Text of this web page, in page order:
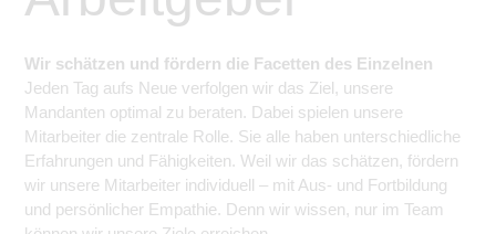
Wir schätzen und fördern die Facetten des Einzelnen
Jeden Tag aufs Neue verfolgen wir das Ziel, unsere
Mandanten optimal zu beraten. Dabei spielen unsere
Mitarbeiter die zentrale Rolle. Sie alle haben unterschiedliche
Erfahrungen und Fähigkeiten. Weil wir das schätzen, fördern
wir unsere Mitarbeiter individuell – mit Aus- und Fortbildung
und persönlicher Empathie. Denn wir wissen, nur im Team